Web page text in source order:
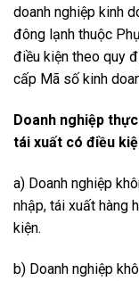
doanh nghiệp kinh
đông lạnh thuộc
điều kiện theo quy
cấp Mã số kinh
Doanh nghiệp
tái xuất có điều
a) Doanh nghiệp
nhập, tái xuất hàng
kiện.
b) Doanh nghiệp